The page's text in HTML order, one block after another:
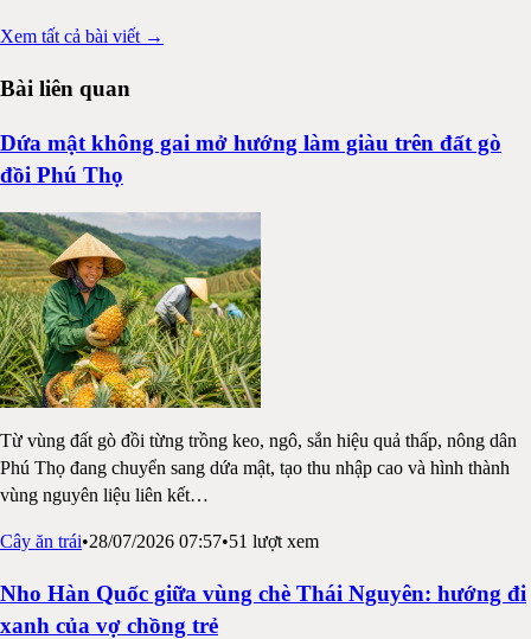
Xem tất cả bài viết →
Bài liên quan
Dứa mật không gai mở hướng làm giàu trên đất gò
đồi Phú Thọ
Từ vùng đất gò đồi từng trồng keo, ngô, sắn hiệu quả thấp, nông dân
Phú Thọ đang chuyển sang dứa mật, tạo thu nhập cao và hình thành
vùng nguyên liệu liên kết…
Cây ăn trái•28/07/2026 07:57•51 lượt xem
Nho Hàn Quốc giữa vùng chè Thái Nguyên: hướng đi
xanh của vợ chồng trẻ